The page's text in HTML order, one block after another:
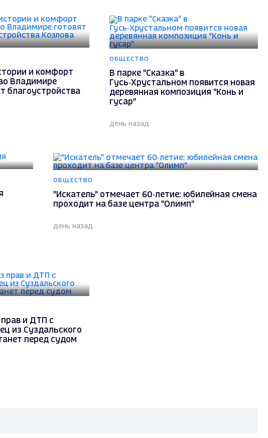
и комфорт
Владимире
благоустройства
ОБЩЕСТВО
В парке "Сказка" в
Гусь‑Хрустальном появится новая
деревянная композиция "Конь и
гусар"
день назад
ОБЩЕСТВО
"Искатель" отмечает 60‑летие: юбилейная смена
проходит на базе центра "Олимп"
день назад
и ДТП с
из Суздальского
перед судом